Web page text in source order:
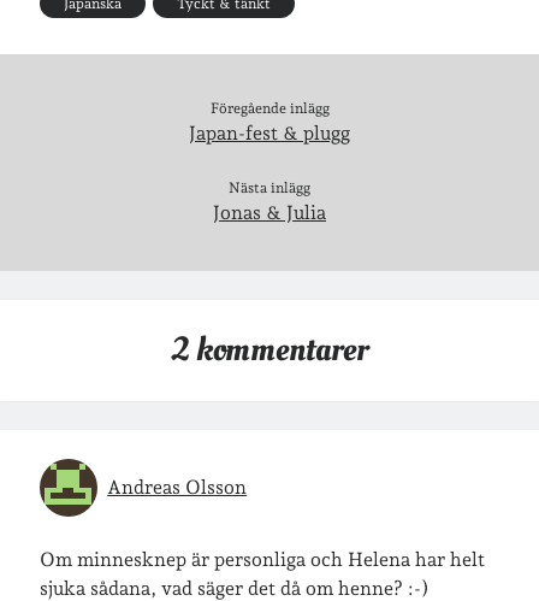
Japanska Tyckt & tänkt
Föregående inlägg
Japan-fest & plugg
Nästa inlägg
Jonas & Julia
2 kommentarer
Andreas Olsson
Om minnesknep är personliga och Helena har helt
sjuka sådana, vad säger det då om henne? :-)